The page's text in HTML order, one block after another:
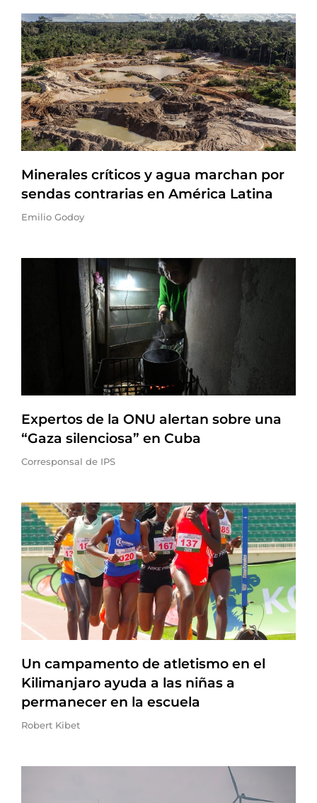
Minerales críticos y agua marchan por
sendas contrarias en América Latina
Emilio Godoy
Expertos de la ONU alertan sobre una
“Gaza silenciosa” en Cuba
Corresponsal de IPS
Un campamento de atletismo en el
Kilimanjaro ayuda a las niñas a
permanecer en la escuela
Robert Kibet